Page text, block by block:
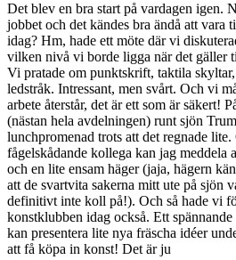
Det blev en bra start på vardagen igen.
jobbet och det kändes bra ändå att vara
idag? Hm, hade ett möte där vi
vilken nivå vi borde ligga när det gäller
Vi pratade om punktskrift, taktila
ledstråk. Intressant, men svårt. Och vi
arbete återstår, det är ett som är säkert!
(nästan hela avdelningen) runt sjön
lunchpromenad trots att det regnade
fågelskådande kollega kan jag meddela
och en lite ensam häger (jaja, hägern
att de svartvita sakerna mitt ute på sjön
definitivt inte koll på!). Och så hade vi
konstklubben idag också. Ett
kan presentera lite nya fräscha idéer
att få köpa in konst! Det är ju